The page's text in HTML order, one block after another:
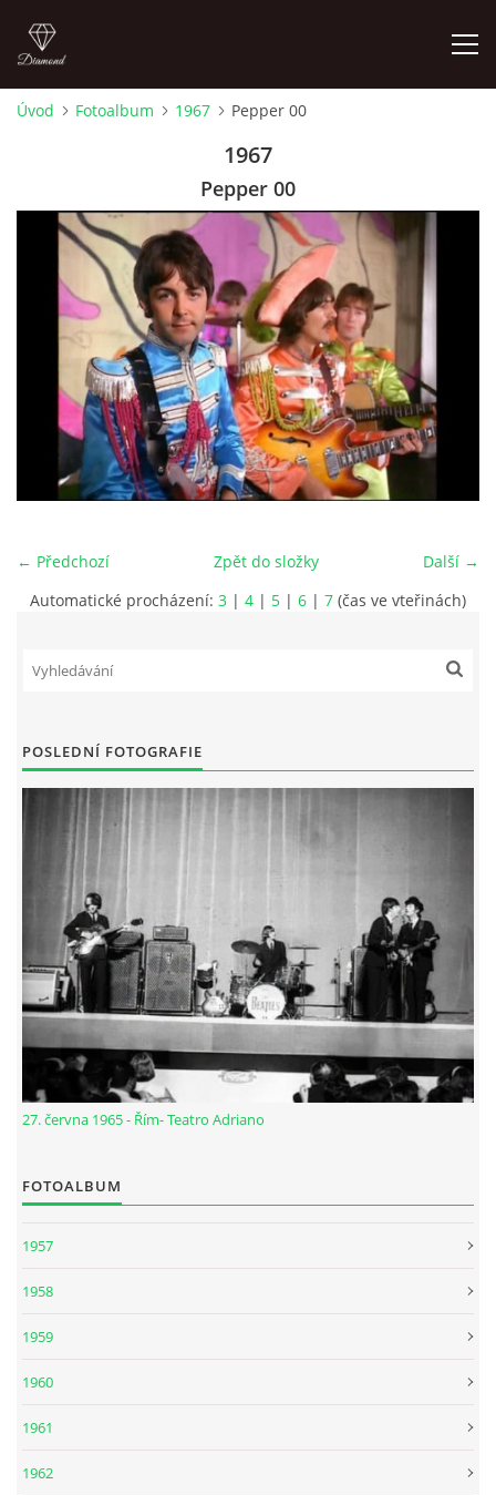
HISTORIE - JAK TO ZAČALO
HISTORIE - BEATLEMANIE
HISTORIE - SERŽANT PEPŘ
HISTORIE - KONEC LEGENDY
NÁSTROJE - LENNON
NÁSTROJE - LENNON II
NÁSTROJE - MCCARTNEY
NÁSTROJE - HARRISON
NÁSTROJE - HARRISON II
NÁSTROJE - RINGO STARR
NÁSTROJE - ZESILOVAČE/KOMBA
NÁSTROJE - PEDÁLY
AUTOMOBILY
DISKOGRAFIE - SINGLY VÁNOČNÍ
Úvod Fotoalbum 1967 Pepper 00
1967
Pepper 00
← Předchozí Další →
Zpět do složky
Automatické procházení: 3 | 4 | 5 | 6 | 7 (čas ve vteřinách)
POSLEDNÍ FOTOGRAFIE
27. června 1965 - Řím- Teatro Adriano
FOTOALBUM
1957
1958
1959
1960
1961
1962